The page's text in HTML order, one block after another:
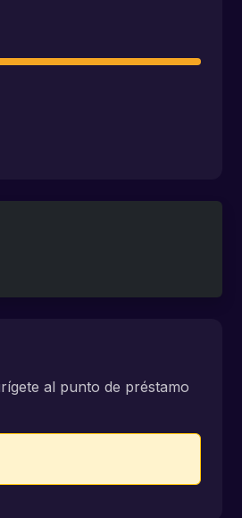
al punto de préstamo